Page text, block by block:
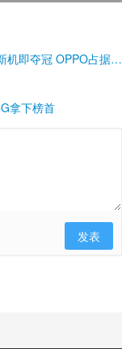
机即夺冠 OPPO占据半
拿下榜首
发表